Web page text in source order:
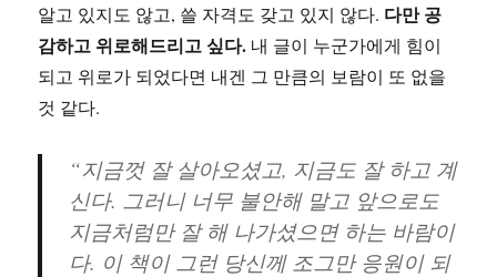
알고 있지도 않고, 쓸 자격도 갖고 있지 않다. 다만 공
감하고 위로해드리고 싶다. 내 글이 누군가에게 힘이
되고 위로가 되었다면 내겐 그 만큼의 보람이 또 없을
것 같다.
“지금껏 잘 살아오셨고, 지금도 잘 하고 계
신다. 그러니 너무 불안해 말고 앞으로도
지금처럼만 잘 해 나가셨으면 하는 바람이
다. 이 책이 그런 당신께 조그만 응원이 되